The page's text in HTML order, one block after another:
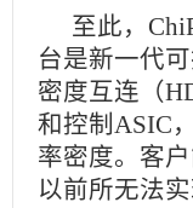
至此，
台是新一代
密度互连（
和控制ASIC
率密度。客
以前所无法